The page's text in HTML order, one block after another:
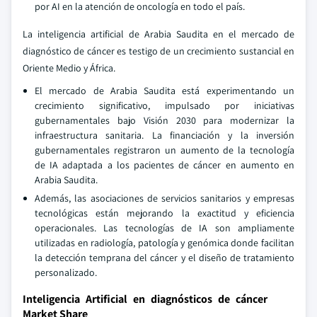
por AI en la atención de oncología en todo el país.
La inteligencia artificial de Arabia Saudita en el mercado de
diagnóstico de cáncer es testigo de un crecimiento sustancial en
Oriente Medio y África.
El mercado de Arabia Saudita está experimentando un
crecimiento significativo, impulsado por iniciativas
gubernamentales bajo Visión 2030 para modernizar la
infraestructura sanitaria. La financiación y la inversión
gubernamentales registraron un aumento de la tecnología
de IA adaptada a los pacientes de cáncer en aumento en
Arabia Saudita.
Además, las asociaciones de servicios sanitarios y empresas
tecnológicas están mejorando la exactitud y eficiencia
operacionales. Las tecnologías de IA son ampliamente
utilizadas en radiología, patología y genómica donde facilitan
la detección temprana del cáncer y el diseño de tratamiento
personalizado.
Inteligencia Artificial en diagnósticos de cáncer
Market Share